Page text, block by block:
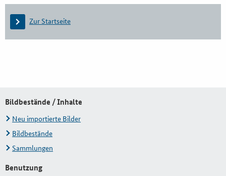
Zur Startseite
Bildbestände / Inhalte
Neu importierte Bilder
Bildbestände
Sammlungen
Benutzung